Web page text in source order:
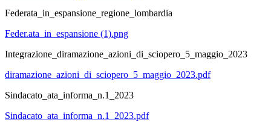
Federata_in_espansione_regione_lombardia
Feder.ata_in_espansione (1).png
Integrazione_diramazione_azioni_di_sciopero_5_maggio_2023
diramazione_azioni_di_sciopero_5_maggio_2023.pdf
Sindacato_ata_informa_n.1_2023
Sindacato_ata_informa_n.1_2023.pdf